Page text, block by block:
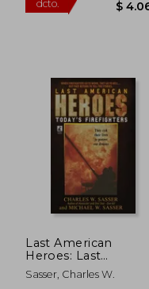
40%
dcto.
Last American
Heroes: Last
American Heroes (en
Inglés)
Sasser, Charles W.